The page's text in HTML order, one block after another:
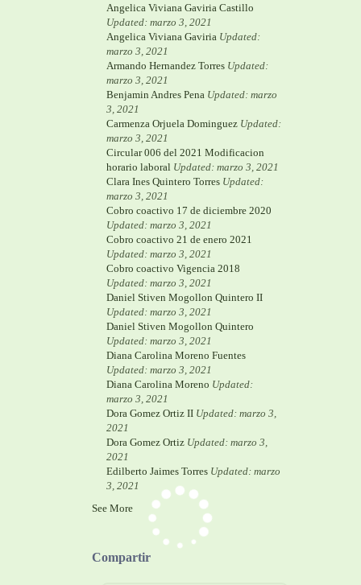
Angelica Viviana Gaviria Castillo
Updated: marzo 3, 2021
Angelica Viviana Gaviria Updated:
marzo 3, 2021
Armando Hernandez Torres Updated:
marzo 3, 2021
Benjamin Andres Pena Updated: marzo
3, 2021
Carmenza Orjuela Dominguez Updated:
marzo 3, 2021
Circular 006 del 2021 Modificacion
horario laboral Updated: marzo 3, 2021
Clara Ines Quintero Torres Updated:
marzo 3, 2021
Cobro coactivo 17 de diciembre 2020
Updated: marzo 3, 2021
Cobro coactivo 21 de enero 2021
Updated: marzo 3, 2021
Cobro coactivo Vigencia 2018
Updated: marzo 3, 2021
Daniel Stiven Mogollon Quintero II
Updated: marzo 3, 2021
Daniel Stiven Mogollon Quintero
Updated: marzo 3, 2021
Diana Carolina Moreno Fuentes
Updated: marzo 3, 2021
Diana Carolina Moreno Updated:
marzo 3, 2021
Dora Gomez Ortiz II Updated: marzo 3,
2021
Dora Gomez Ortiz Updated: marzo 3,
2021
Edilberto Jaimes Torres Updated: marzo
3, 2021
See More
Compartir